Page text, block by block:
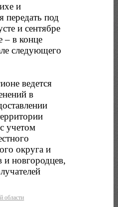
и
передать под
и сентябре
– в конце
следующего
ведется
в
учетом
округа и
новгородцев,
области